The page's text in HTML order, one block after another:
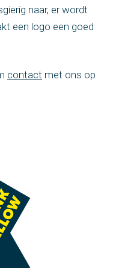
naar, er wordt
een logo een goed
contact met ons op